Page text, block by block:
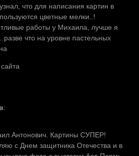
что для написания картин в
цветные мелки..!
работы у Михаила, лучше я
что на уровне пастельных
:
Антонович. Картины СУПЕР!
с Днем защитника Отечества и в